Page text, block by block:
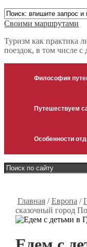
Своими маршрутами
Туризм как практика
поездок, в том числе с
Философия
Путешествуем
Особенности
Главная/Европа /
сказочный город